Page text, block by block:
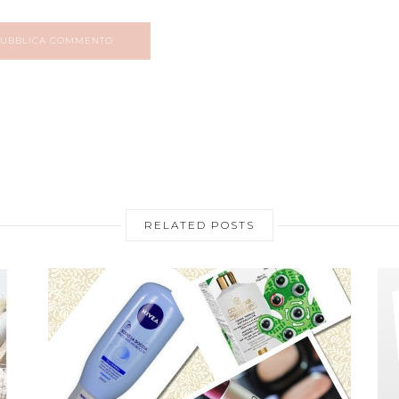
COMMENTO
RELATED POSTS